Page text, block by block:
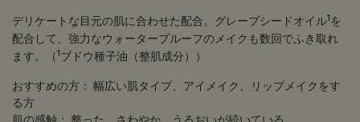
デリケートな目元の肌に合わせた配合。グレープシードオイル1 を
配合して、強力なウォータープルーフのメイクも数回でふき取れ
ます。（1ブドウ種子油（整肌成分））
おすすめの方： 幅広い肌タイプ、アイメイク、リップメイクをす
る方